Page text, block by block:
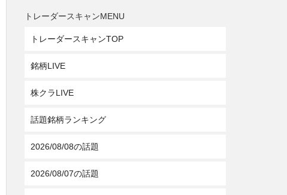
トレーダースキャンMENU
トレーダースキャンTOP
銘柄LIVE
株クラLIVE
話題銘柄ランキング
2026/08/08の話題
2026/08/07の話題